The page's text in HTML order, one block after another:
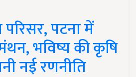
पटना में
भविष्य की कृषि
नई रणनीति